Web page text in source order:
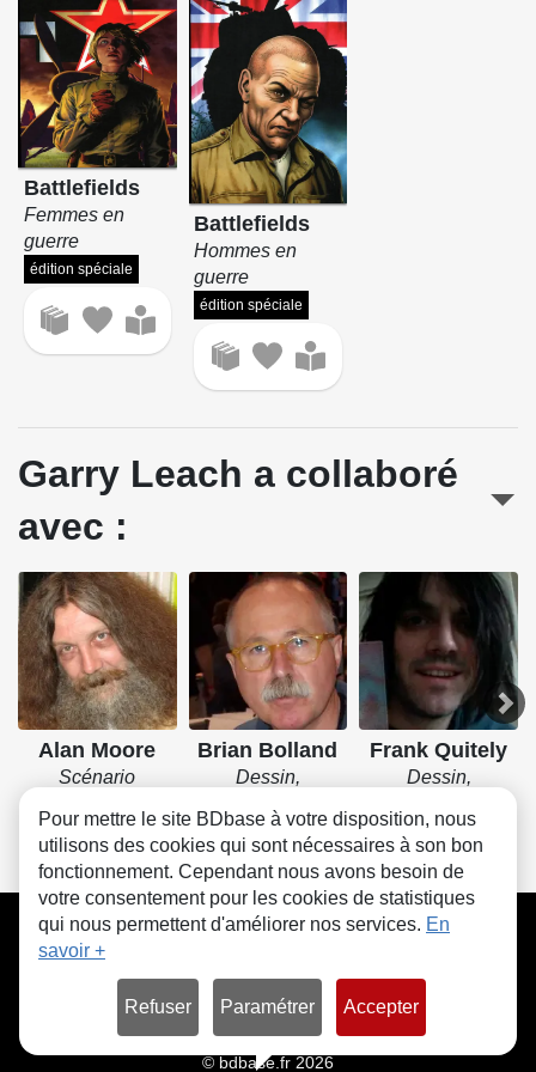
Battlefields
Femmes en
guerre
édition spéciale
Battlefields
Hommes en
guerre
édition spéciale
Garry Leach a collaboré
avec :
Alan Moore
Scénario
Brian Bolland
Dessin,
Frank Quitely
Dessin,
CGU FAQ Contact Cookies
© bdbase.fr 2026
Pour mettre le site BDbase à votre disposition, nous
utilisons des cookies qui sont nécessaires à son bon
fonctionnement. Cependant nous avons besoin de
votre consentement pour les cookies de statistiques
qui nous permettent d'améliorer nos services. En
savoir +
Refuser Paramétrer Accepter